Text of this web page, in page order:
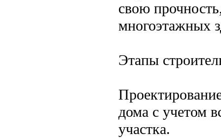
свою
многоэтажных
Этапы
дома с учетом
участка.